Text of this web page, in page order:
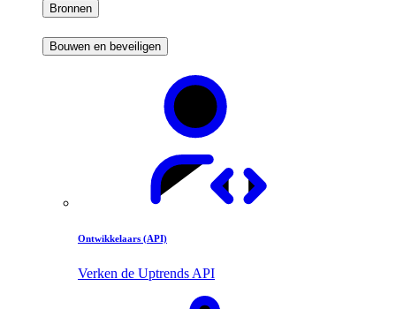
Bronnen
Bouwen en beveiligen
Ontwikkelaars (API)
Verken de Uptrends API